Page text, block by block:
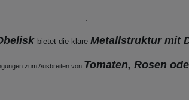
bietet die klare Metallstruktur mit
zum Ausbreiten von Tomaten, Rosen